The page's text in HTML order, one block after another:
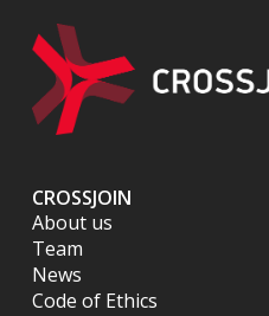
CROSSJOIN
About us
Team
News
Code of Ethics